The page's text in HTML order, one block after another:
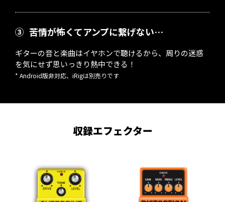
③ 苦情が怖くてアンプに繋げない…
ギターの音と楽曲はイヤホンで聴けるから、周りの迷惑
を気にせず思いっきり熱中できる！
* Android版非対応、iRigは別売りです
収録エフェクター